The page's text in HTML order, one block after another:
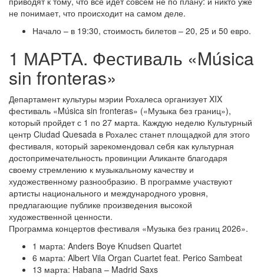
не понимает, что происходит на самом деле.
Начало – в 19:30, стоимость билетов – 20, 25 и 50 евро.
1 МАРТА. Фестиваль «Música
sin fronteras»
Департамент культуры мэрии Рохалеса организует XIX
фестиваль «Música sin fronteras» («Музыка без границ»),
который пройдет с 1 по 27 марта. Каждую неделю Культурный
центр Ciudad Quesada в Рохалес станет площадкой для этого
фестиваля, который зарекомендовал себя как культурная
достопримечательность провинции Аликанте благодаря
своему стремлению к музыкальному качеству и
художественному разнообразию. В программе участвуют
артисты национального и международного уровня,
предлагающие публике произведения высокой
художественной ценности.
Программа концертов фестиваля «Музыка без границ 2026».
1 марта: Anders Boye Knudsen Quartet
6 марта: Albert Vila Organ Cuartet feat. Perico Sambeat
13 марта: Habana – Madrid Saxs